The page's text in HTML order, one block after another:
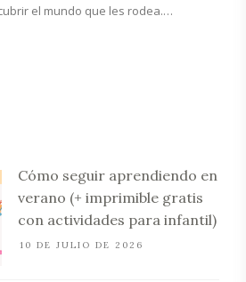
el mundo que les rodea.…
Cómo seguir aprendiendo en
verano (+ imprimible gratis
con actividades para infantil)
10 DE JULIO DE 2026